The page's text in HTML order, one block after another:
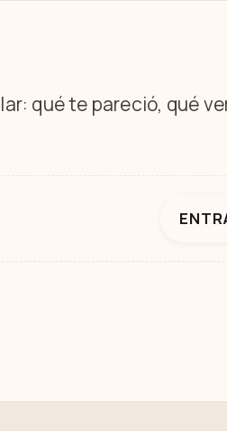
qué te pareció, qué